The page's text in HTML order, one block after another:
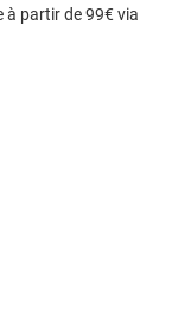
à partir de 99€ via